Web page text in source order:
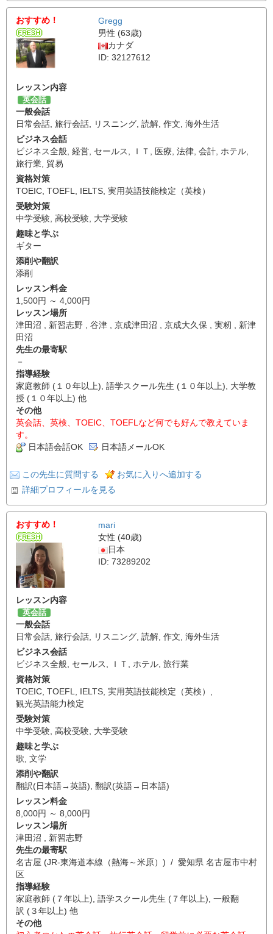
おすすめ！
Gregg
男性 (63歳)
カナダ
ID: 32127612
レッスン内容
英会話
一般会話
日常会話 旅行会話 リスニング 読解 作文 海外生活
ビジネス会話
ビジネス全般 経営 セールス ＩＴ 医療 法律 会計 ホテル
旅行業 貿易
資格対策
TOEIC TOEFL IELTS 実用英語技能検定（英検）
受験対策
中学受験 高校受験 大学受験
趣味と学ぶ
ギター
添削や翻訳
添削
レッスン料金
1,500円 ～ 4,000円
レッスン場所
津田沼 , 新習志野 , 谷津 , 京成津田沼 , 京成大久保 , 実籾 , 新津
田沼
先生の最寄駅
－
指導経験
家庭教師 (１０年以上), 語学スクール先生 (１０年以上), 大学教
授 (１０年以上) 他
その他
英会話、英検、TOEIC、TOEFLなど何でも好んで教えていま
す。
日本語会話OK
日本語メールOK
この先生に質問する
お気に入りへ追加する
詳細プロフィールを見る
おすすめ！
mari
女性 (40歳)
日本
ID: 73289202
レッスン内容
英会話
一般会話
日常会話, 旅行会話, リスニング, 読解, 作文, 海外生活
ビジネス会話
ビジネス全般, セールス, ＩＴ , ホテル, 旅行業
資格対策
TOEIC, TOEFL, IELTS, 実用英語技能検定（英検） ,
観光英語能力検定
受験対策
中学受験, 高校受験, 大学受験
趣味と学ぶ
歌, 文学
添削や翻訳
翻訳(日本語→英語), 翻訳(英語→日本語)
レッスン料金
8,000円 ～ 8,000円
レッスン場所
津田沼 , 新習志野
先生の最寄駅
名古屋 (JR-東海道本線（熱海～米原）) / 愛知県 名古屋市中村
区
指導経験
家庭教師 (７年以上), 語学スクール先生 (７年以上), 一般翻
訳 (３年以上) 他
その他